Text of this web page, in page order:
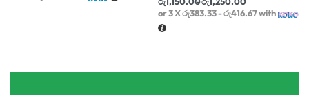
or 3 Xරු383.33 - රු416.67with